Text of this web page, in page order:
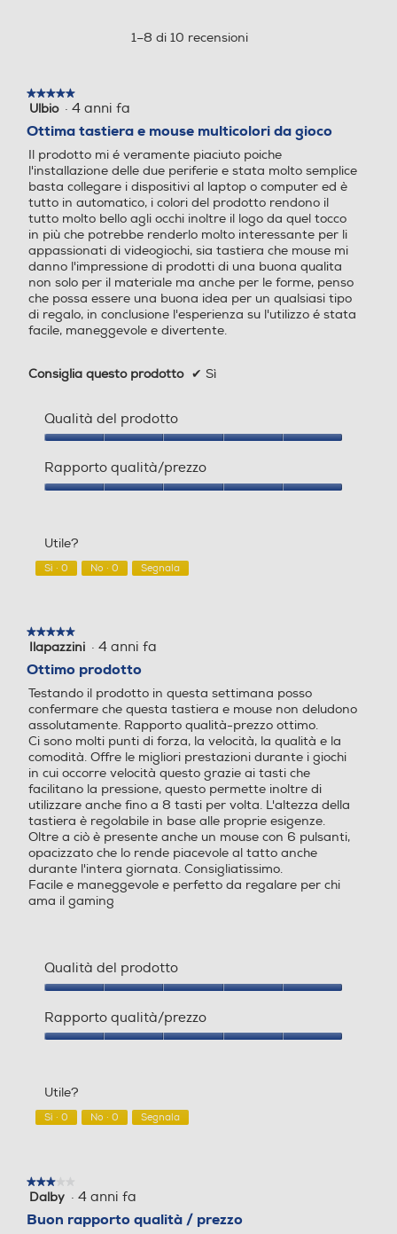
1–8 di 10 recensioni
★★★★★
★★★★★
5
5
stelle.
Ulbio · 4 anni fa
Ottima tastiera e mouse multicolori da gioco
Il prodotto mi é veramente piaciuto poiche
l'installazione delle due periferie e stata molto semplice
basta collegare i dispositivi al laptop o computer ed è
tutto in automatico, i colori del prodotto rendono il
tutto molto bello agli occhi inoltre il logo da quel tocco
in più che potrebbe renderlo molto interessante per li
appassionati di videogiochi, sia tastiera che mouse mi
danno l'impressione di prodotti di una buona qualita
non solo per il materiale ma anche per le forme, penso
che possa essere una buona idea per un qualsiasi tipo
di regalo, in conclusione l'esperienza su l'utilizzo é stata
facile, maneggevole e divertente.
Consiglia questo prodotto ✔ Sì
Qualità del prodotto
del
prodotto,
Rapporto qualità/prezzo
su
5
Utile?
Sì · 0 No · 0 Segnala
★★★★★
★★★★★
5
5
stelle.
Ilapazzini · 4 anni fa
Ottimo prodotto
Testando il prodotto in questa settimana posso
confermare che questa tastiera e mouse non deludono
assolutamente. Rapporto qualità-prezzo ottimo.
Ci sono molti punti di forza, la velocità, la qualità e la
comodità. Offre le migliori prestazioni durante i giochi
in cui occorre velocità questo grazie ai tasti che
facilitano la pressione, questo permette inoltre di
utilizzare anche fino a 8 tasti per volta. L'altezza della
tastiera è regolabile in base alle proprie esigenze.
Oltre a ciò è presente anche un mouse con 6 pulsanti,
opacizzato che lo rende piacevole al tatto anche
durante l'intera giornata. Consigliatissimo.
Facile e maneggevole e perfetto da regalare per chi
ama il gaming
Qualità del prodotto
del
prodotto,
Rapporto qualità/prezzo
su
5
Utile?
Sì · 0 No · 0 Segnala
★★★★★
★★★★★
3
5
Dalby · 4 anni fa
Buon rapporto qualità / prezzo